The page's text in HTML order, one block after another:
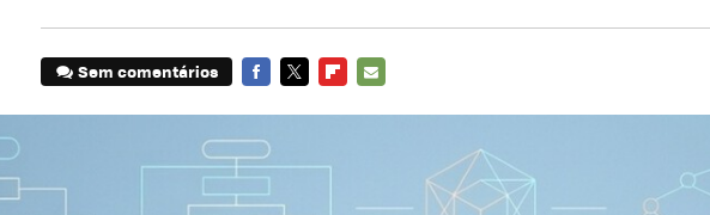
Sem comentários